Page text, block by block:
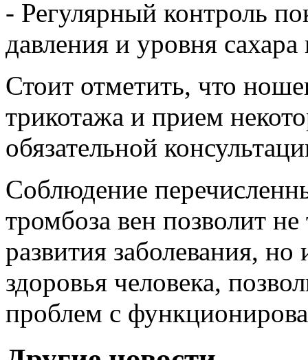
- Регулярный контроль
давления и уровня
Стоит отметить, что
трикотажа и прием
обязательной
Соблюдение
тромбоза вен позволит
развития заболевания,
здоровья человека,
проблем с